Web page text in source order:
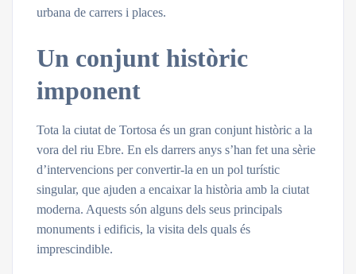
urbana de carrers i places.
Un conjunt històric
imponent
Tota la ciutat de Tortosa és un gran conjunt històric a la
vora del riu Ebre. En els darrers anys s’han fet una sèrie
d’intervencions per convertir-la en un pol turístic
singular, que ajuden a encaixar la història amb la ciutat
moderna. Aquests són alguns dels seus principals
monuments i edificis, la visita dels quals és
imprescindible.